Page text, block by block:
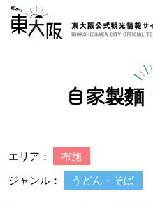
自家製麵
エリア： 布施
ジャンル： うどん・そば